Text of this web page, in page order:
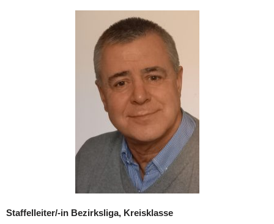
Staffelleiter/-in Bezirksliga, Kreisklasse